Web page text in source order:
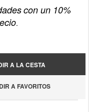
con un 10%
.
A LA CESTA
A FAVORITOS